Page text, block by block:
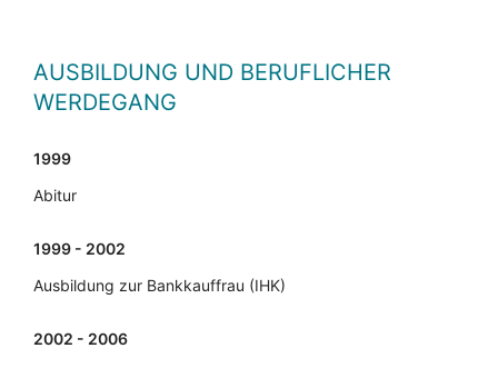
AUSBILDUNG UND BERUFLICHER
WERDEGANG
1999
Abitur
1999 - 2002
Ausbildung zur Bankkauffrau (IHK)
2002 - 2006